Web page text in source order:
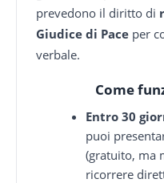
prevedono il diritto di
Giudice di Pace per
verbale.
Come
Entro 30
puoi
(gratuito, ma
ricorrere